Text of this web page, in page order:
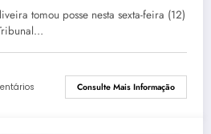
tomou posse nesta sexta-feira (12)
Consulte Mais Informação